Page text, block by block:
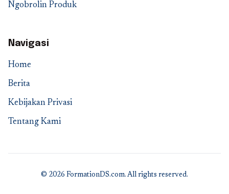
Ngobrolin Produk
Navigasi
Home
Berita
Kebijakan Privasi
Tentang Kami
© 2026 FormationDS.com. All rights reserved.